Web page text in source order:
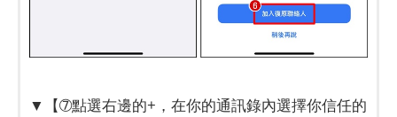
▼【➆點選右邊的+，在你的通訊錄內選擇你信任的